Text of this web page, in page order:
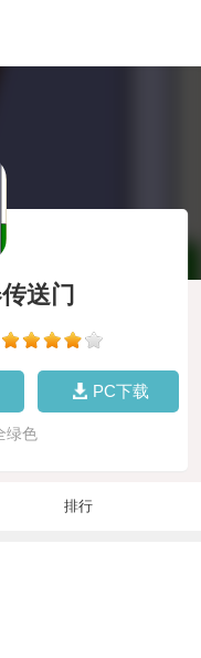
送门
PC下载
绿色
排行